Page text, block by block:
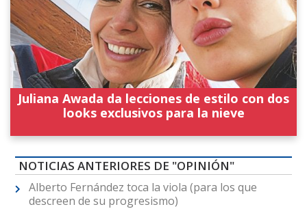
Juliana Awada da lecciones de estilo con dos
looks exclusivos para la nieve
NOTICIAS ANTERIORES DE "OPINIÓN"
Alberto Fernández toca la viola (para los que
descreen de su progresismo)